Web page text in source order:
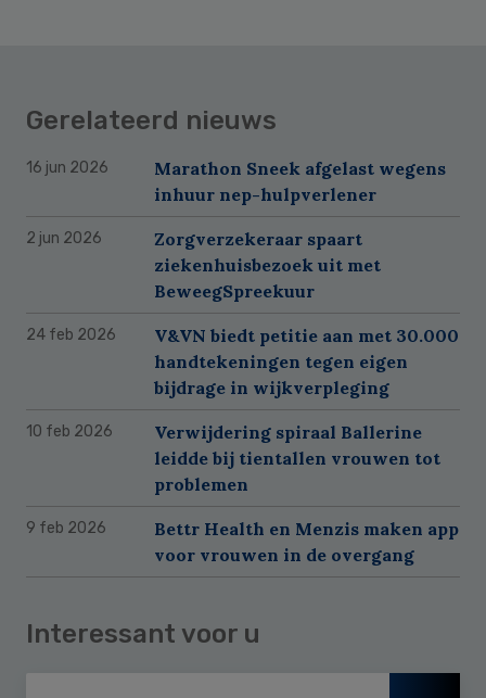
Gerelateerd nieuws
16 jun 2026
Marathon Sneek afgelast wegens
inhuur nep-hulpverlener
2 jun 2026
Zorgverzekeraar spaart
ziekenhuisbezoek uit met
BeweegSpreekuur
24 feb 2026
V&VN biedt petitie aan met 30.000
handtekeningen tegen eigen
bijdrage in wijkverpleging
10 feb 2026
Verwijdering spiraal Ballerine
leidde bij tientallen vrouwen tot
problemen
9 feb 2026
Bettr Health en Menzis maken app
voor vrouwen in de overgang
Interessant voor u